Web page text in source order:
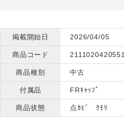
掲載開始日 2026/04/05
商品コード 2111020420551
商品種別 中古
付属品 FRｷｬｯﾌﾟ
商品状態 点ｶﾋﾞ ｸﾓﾘ